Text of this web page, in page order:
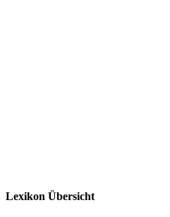
Lexikon Übersicht